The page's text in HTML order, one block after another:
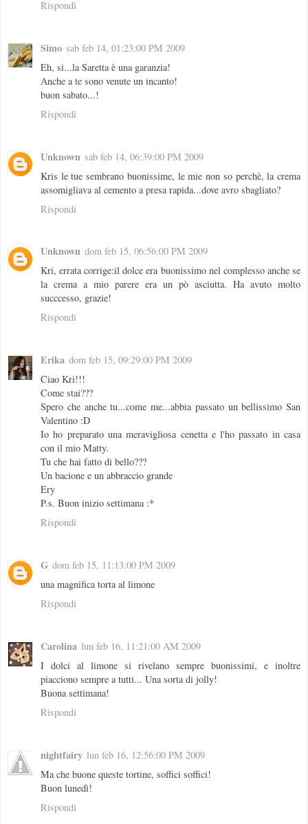
Rispondi
Simo sab feb 14, 01:23:00 PM 2009
Eh, si...la Saretta è una garanzia!
Anche a te sono venute un incanto!
buon sabato...!
Rispondi
Unknown sab feb 14, 06:39:00 PM 2009
Kris le tue sembrano buonissime, le mie non so perchè, la crema
assomigliava al cemento a presa rapida...dove avro sbagliato?
Rispondi
Unknown dom feb 15, 06:56:00 PM 2009
Kri, errata corrige:il dolce era buonissimo nel complesso anche se
la crema a mio parere era un pò asciutta. Ha avuto molto
succcesso, grazie!
Rispondi
Erika dom feb 15, 09:29:00 PM 2009
Ciao Kri!!!
Come stai???
Spero che anche tu...come me...abbia passato un bellissimo San
Valentino :D
Io ho preparato una meravigliosa cenetta e l'ho passato in casa
con il mio Matty.
Tu che hai fatto di bello???
Un bacione e un abbraccio grande
Ery
P.s. Buon inizio settimana :*
Rispondi
G dom feb 15, 11:13:00 PM 2009
una magnifica torta al limone
Rispondi
Carolina lun feb 16, 11:21:00 AM 2009
I dolci al limone si rivelano sempre buonissimi, e inoltre
piacciono sempre a tutti... Una sorta di jolly!
Buona settimana!
Rispondi
nightfairy lun feb 16, 12:56:00 PM 2009
Ma che buone queste tortine, soffici soffici!
Buon lunedì!
Rispondi